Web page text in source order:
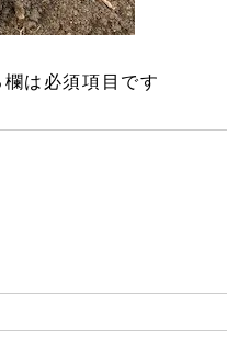
は必須項目です